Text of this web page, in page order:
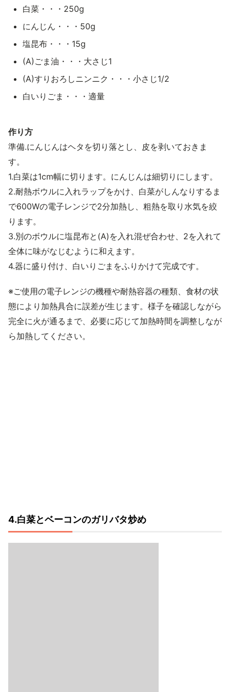
白菜・・・250g
にんじん・・・50g
塩昆布・・・15g
(A)ごま油・・・大さじ1
(A)すりおろしニンニク・・・小さじ1/2
白いりごま・・・適量
作り方
準備.にんじんはヘタを切り落とし、皮を剥いておきま
す。
1.白菜は1cm幅に切ります。にんじんは細切りにします。
2.耐熱ボウルに入れラップをかけ、白菜がしんなりするま
で600Wの電子レンジで2分加熱し、粗熱を取り水気を絞
ります。
3.別のボウルに塩昆布と(A)を入れ混ぜ合わせ、2を入れて
全体に味がなじむように和えます。
4.器に盛り付け、白いりごまをふりかけて完成です。
※ご使用の電子レンジの機種や耐熱容器の種類、食材の状
態により加熱具合に誤差が生じます。様子を確認しながら
完全に火が通るまで、必要に応じて加熱時間を調整しなが
ら加熱してください。
4.白菜とベーコンのガリバタ炒め